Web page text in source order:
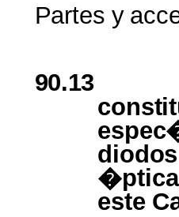
Partesy
90.13
este